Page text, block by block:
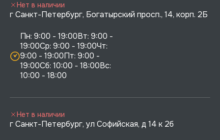
г Санкт-Петербург, Богатырский просп., 14, корп. 2Б
Пн: 9:00 - 19:00Вт: 9:00 -
19:00Ср: 9:00 - 19:00Чт:
9:00 - 19:00Пт: 9:00 -
19:00Сб: 10:00 - 18:00Вс:
10:00 - 18:00
Нет в наличии
г Санкт-Петербург, ул Софийская, д 14 к 2б
Нет в наличии